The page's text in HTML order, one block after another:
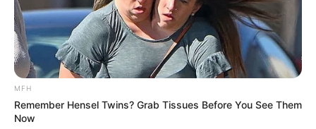
MFH
Remember Hensel Twins? Grab Tissues Before You See Them
Now